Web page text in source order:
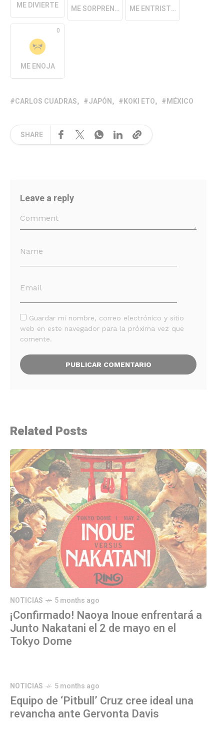
ME DIVIERTE ME SORPRENDE ME ENTRISTECE
0
ME ENOJA
CARLOS CUADRAS JAPÓN KOKI ETO MÉXICO
SHARE
Leave a reply
Guardar mi nombre, correo electrónico y sitio
web en este navegador para la próxima vez que
comente.
Related Posts
NOTICIAS 5 months ago
¡Confirmado! Naoya Inoue enfrentará a
Junto Nakatani el 2 de mayo en el
Tokyo Dome
NOTICIAS 5 months ago
Equipo de ‘Pitbull’ Cruz cree ideal una
revancha ante Gervonta Davis